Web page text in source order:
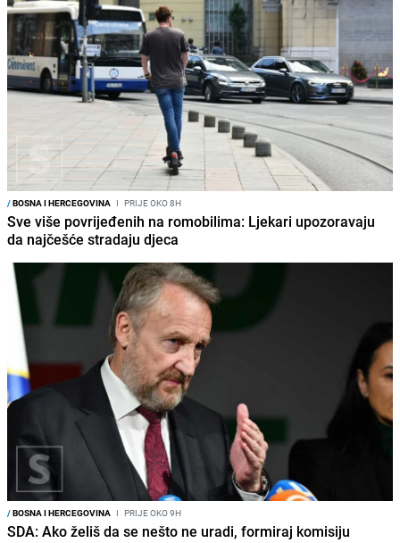
/BOSNA I HERCEGOVINA I PRIJE OKO 8H
Sve više povrijeđenih na romobilima: Ljekari upozoravaju
da najčešće stradaju djeca
/BOSNA I HERCEGOVINA I PRIJE OKO 9H
SDA: Ako želiš da se nešto ne uradi, formiraj komisiju